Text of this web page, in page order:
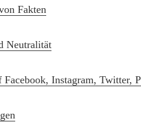
Fakten
Neutralität
Facebook, Instagram, Twitter,